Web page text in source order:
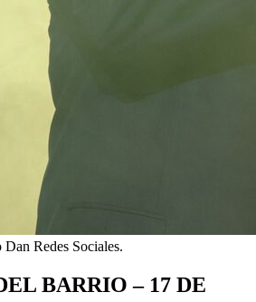
Redes Sociales.
BARRIO – 17 DE